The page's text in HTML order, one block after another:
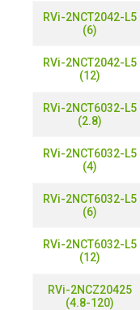
RVi-2NCT2042-L5
(6)
RVi-2NCT2042-L5
(12)
RVi-2NCT6032-L5
(2.8)
RVi-2NCT6032-L5
(4)
RVi-2NCT6032-L5
(6)
RVi-2NCT6032-L5
(12)
RVi-2NCZ20425
(4.8-120)